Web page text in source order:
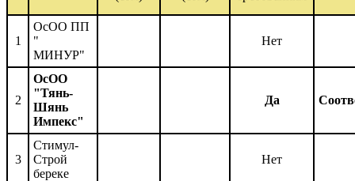
1
ОсОО ПП
"
МИНУР"
Нет
2
ОсОО
"Тянь-
Шянь
Импекс"
Да
3
Стимул-
Строй
береке
Нет